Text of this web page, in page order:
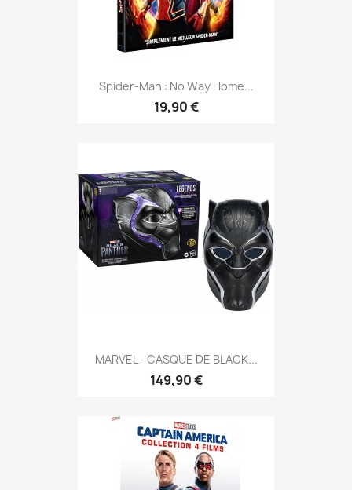
Spider-Man : No Way Home...
19,90 €
MARVEL - CASQUE DE BLACK...
149,90 €